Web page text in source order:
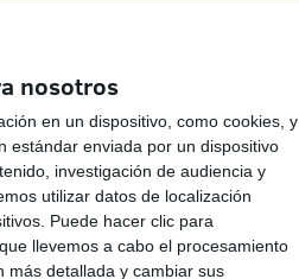
nosotros
en un dispositivo, como cookies, y
estándar enviada por un dispositivo
investigación de audiencia y
utilizar datos de localización
Puede hacer clic para
llevemos a cabo el procesamiento
más detallada y cambiar sus
de los